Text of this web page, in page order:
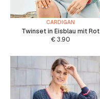
CARDIGAN
Twinset in Eisblau mit Rot
€3.90